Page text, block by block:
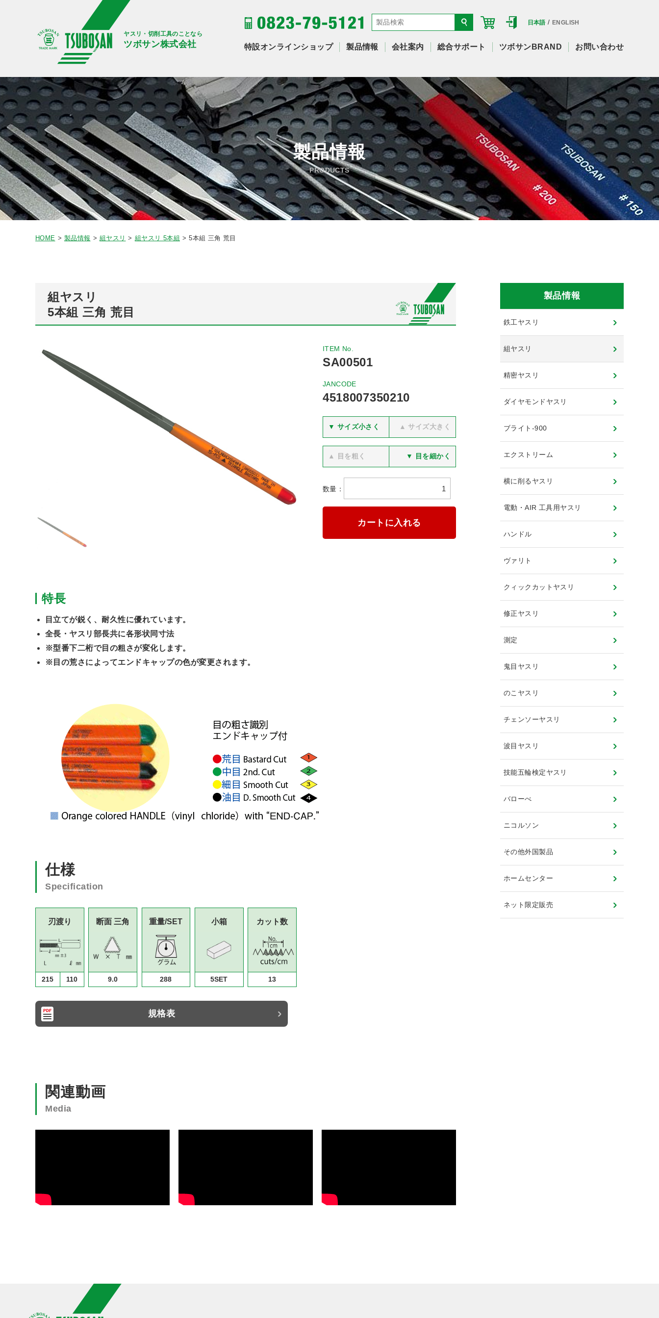
ヤスリ・切削工具のことなら
ツボサン株式会社
日本語/ENGLISH
特設オンラインショップ 製品情報 会社案内 総合サポート ツボサンBRAND お問い合わせ
製品情報
PRODUCTS
HOME 製品情報 組ヤスリ 組ヤスリ 5本組 5本組 三角 荒目
組ヤスリ
5本組 三角 荒目
ITEM No.
SA00501
JANCODE
4518007350210
▼ サイズ小さく ▲ サイズ大きく
▲ 目を粗く ▼ 目を細かく
数量：
特長
目立てが鋭く、耐久性に優れています。
全長・ヤスリ部長共に各形状同寸法
※型番下二桁で目の粗さが変化します。
※目の荒さによってエンドキャップの色が変更されます。
仕様
Specification
刃渡り
215 110
断面 三角
9.0
重量/SET
288
小箱
5SET
カット数
13
規格表
関連動画
Media
製品情報
鉄工ヤスリ
組ヤスリ
精密ヤスリ
ダイヤモンドヤスリ
ブライト-900
エクストリーム
横に削るヤスリ
電動・AIR 工具用ヤスリ
ハンドル
ヴァリト
クィックカットヤスリ
修正ヤスリ
測定
鬼目ヤスリ
のこヤスリ
チェンソーヤスリ
波目ヤスリ
技能五輪検定ヤスリ
バローべ
ニコルソン
その他外国製品
ホームセンター
ネット限定販売